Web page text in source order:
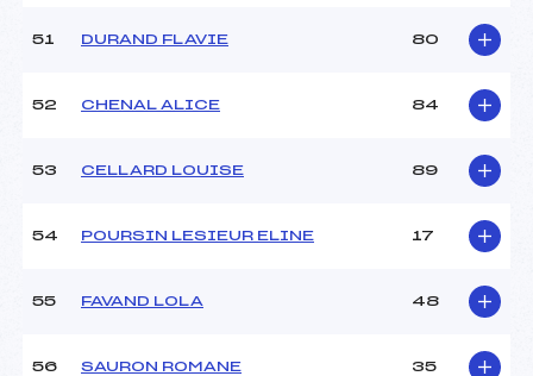
51 DURAND FLAVIE 80
52 CHENAL ALICE 84
53 CELLARD LOUISE 89
54 POURSIN LESIEUR ELINE 17
55 FAVAND LOLA 48
56 SAURON ROMANE 35